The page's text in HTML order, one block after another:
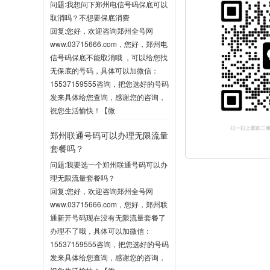
问题:我想问下郑州电信号码保底可以
取消吗？不想要保底消费
回复:您好，欢迎咨询郑州全号网
www.03715666.com，您好，郑州电
信号码保底不能取消哦 ，可以给您找
无保底的号码，具体可以加微信：
15537159555咨询，把您选好的号码
发来具体给您查询，感谢您的咨询，
祝您生活愉快！【微
2020-06-03 10:04
郑州联通号码可以办理无限流量
套餐吗？
问题:我要选一个郑州联通号码可以办
理无限流量套餐吗？
回复:您好，欢迎咨询郑州全号网
www.03715666.com，您好，郑州联
通新开号码现在没有无限流量套餐了
办理不了哦，具体可以加微信：
15537159555咨询，把您选好的号码
发来具体给您查询，感谢您的咨询，